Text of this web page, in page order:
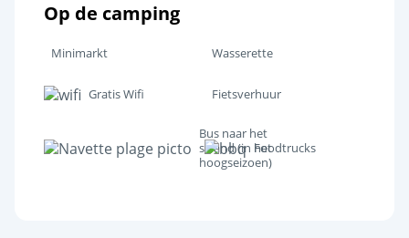
Op de camping
Minimarkt Wasserette
Gratis Wifi Fietsverhuur
Bus naar het
strand (in het
hoogseizoen)
Foodtrucks